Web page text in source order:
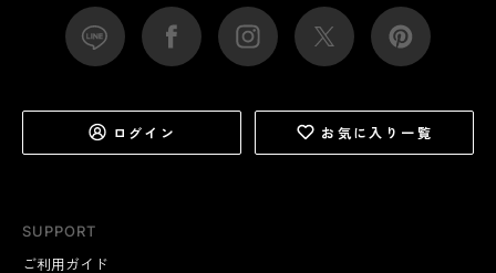
SUPPORT
ご利用ガイド
ログイン お気に入り一覧